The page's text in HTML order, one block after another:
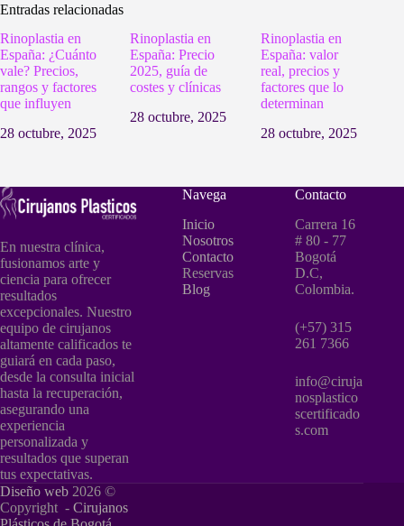
Entradas relacionadas
Rinoplastia en
España: ¿Cuánto
vale? Precios,
rangos y factores
que influyen
28 octubre, 2025
Rinoplastia en
España: Precio
2025, guía de
costes y clínicas
28 octubre, 2025
Rinoplastia en
España: valor
real, precios y
factores que lo
determinan
28 octubre, 2025
En nuestra clínica,
fusionamos arte y
ciencia para ofrecer
resultados
excepcionales. Nuestro
equipo de cirujanos
altamente calificados te
guiará en cada paso,
desde la consulta inicial
hasta la recuperación,
asegurando una
experiencia
personalizada y
resultados que superan
tus expectativas.
Navega
Inicio
Nosotros
Contacto
Reservas
Blog
Contacto
Carrera 16
# 80 - 77
Bogotá
D.C,
Colombia.
(+57) 315
261 7366
info@ciruja
nosplastico
scertificado
s.com
Diseño web 2026 ©
Copyright - Cirujanos